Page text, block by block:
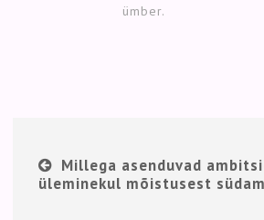
ümber.
Millega asenduvad
üleminekul mõistusest